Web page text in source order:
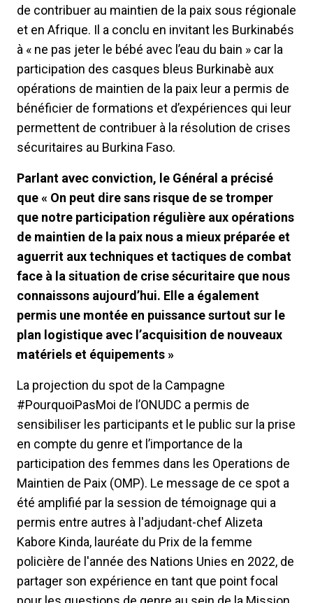
de contribuer au maintien de la paix sous régionale
et en Afrique. Il a conclu en invitant les Burkinabés
à « ne pas jeter le bébé avec l’eau du bain » car la
participation des casques bleus Burkinabè aux
opérations de maintien de la paix leur a permis de
bénéficier de formations et d’expériences qui leur
permettent de contribuer à la résolution de crises
sécuritaires au Burkina Faso.
Parlant avec conviction, le Général a précisé
que « On peut dire sans risque de se tromper
que notre participation régulière aux opérations
de maintien de la paix nous a mieux préparée et
aguerrit aux techniques et tactiques de combat
face à la situation de crise sécuritaire que nous
connaissons aujourd’hui. Elle a également
permis une montée en puissance surtout sur le
plan logistique avec l’acquisition de nouveaux
matériels et équipements »
La projection du spot de la Campagne
#PourquoiPasMoi de l’ONUDC a permis de
sensibiliser les participants et le public sur la prise
en compte du genre et l’importance de la
participation des femmes dans les Operations de
Maintien de Paix (OMP). Le message de ce spot a
été amplifié par la session de témoignage qui a
permis entre autres à l'adjudant-chef Alizeta
Kabore Kinda, lauréate du Prix de la femme
policière de l'année des Nations Unies en 2022, de
partager son expérience en tant que point focal